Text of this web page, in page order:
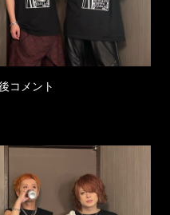
コメント